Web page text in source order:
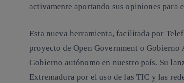
activamente aportando sus opiniones para
Esta nueva herramienta, facilitada por
proyecto deOpen Government o
Gobierno autónomo en nuestro país. Su
Extremadura por el uso de las TIC y las